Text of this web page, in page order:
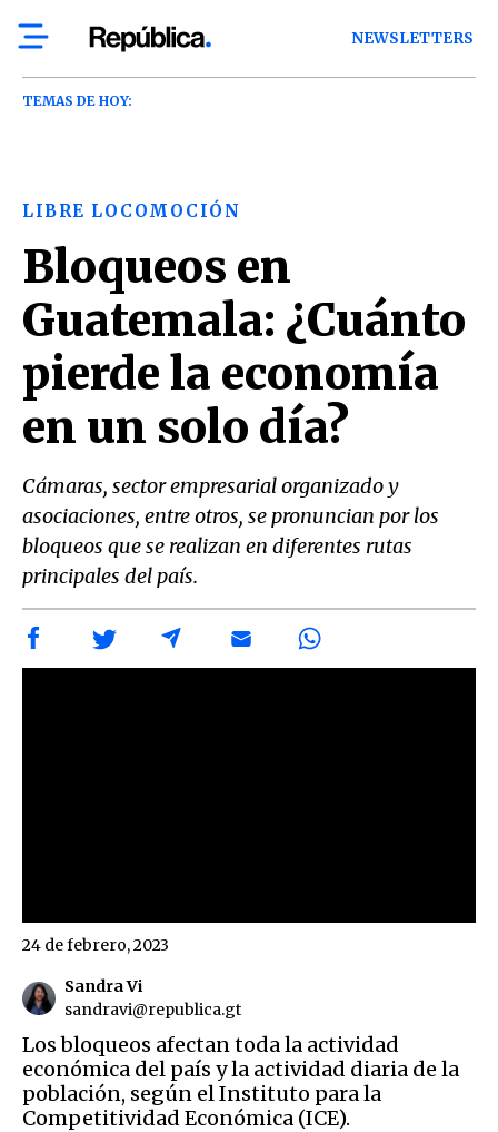
NEWSLETTERS
TEMAS DE HOY:
LIBRE LOCOMOCIÓN
Bloqueos en
Guatemala: ¿Cuánto
pierde la economía
en un solo día?
Cámaras, sector empresarial organizado y
asociaciones, entre otros, se pronuncian por los
bloqueos que se realizan en diferentes rutas
principales del país.
Sandra Vi
sandravi@republica.gt
24 de febrero, 2023
Los bloqueos afectan toda la actividad
económica del país y la actividad diaria de la
población, según el Instituto para la
Competitividad Económica (ICE).